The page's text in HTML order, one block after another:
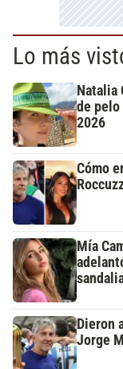
Lo más
Natalia
de pelo
2026
Cómo
Mía
Dieron
Jorge